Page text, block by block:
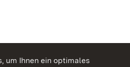
um Ihnen ein optimales